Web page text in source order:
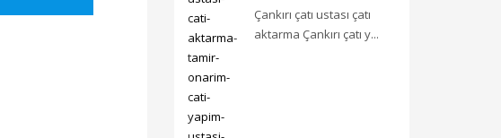
Çankırı çatı ustası çatı
aktarma Çankırı çatı y...